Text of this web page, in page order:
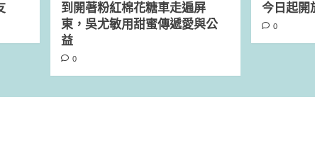
到開著粉紅棉花糖車走遍屏
東，吳尤敏用甜蜜傳遞愛與公
益
0
今日起開
0